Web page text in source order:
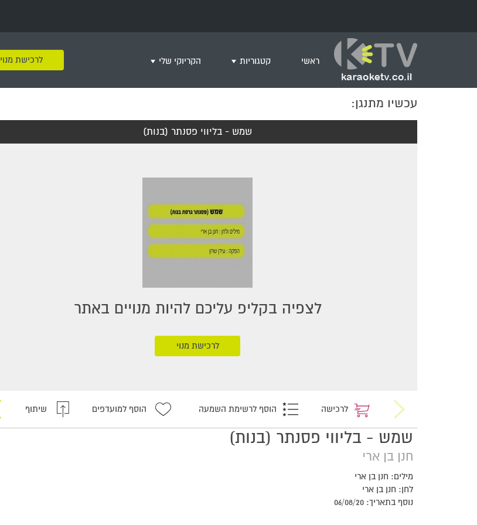
ראשי קטגוריות
English songs
שירי ארץ ישראל
שירי אירוויזיון
שירי ילדים
שירי קטנטנים
שירי להקות צבאיות
הקריוקי שלי
+ צור רשימת השמעה חדשה
לרכישת מנוי
עכשיו מתנגן:
שמש - בליווי פסנתר (בנות)
לצפיה בקליפ עליכם להיות מנויים באתר
לרכישת מנוי
לרכישה הוסף לרשימת השמעה הוסף למועדפים שיתוף
שמש - בליווי פסנתר (בנות)
חנן בן ארי
מילים: חנן בן ארי
לחן: חנן בן ארי
נוסף בתאריך: 06/08/20